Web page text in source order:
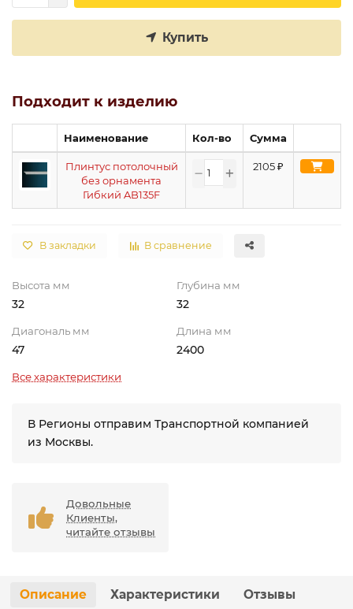
Купить
Подходит к изделию
Наименование Кол-во Сумма
Плинтус потолочный
без орнамента
Гибкий AB135F
2105₽
В закладки В сравнение
Высота мм
32
Глубина мм
32
Диагональ мм
47
Длина мм
2400
Все характеристики
В Регионы отправим Транспортной компанией
из Москвы.
Довольные
Клиенты,
читайте отзывы
Описание Характеристики Отзывы